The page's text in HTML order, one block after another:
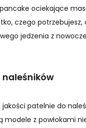
ociekające
czego
jedzenia z
naleśników
jakości patelnie do
z powłokami